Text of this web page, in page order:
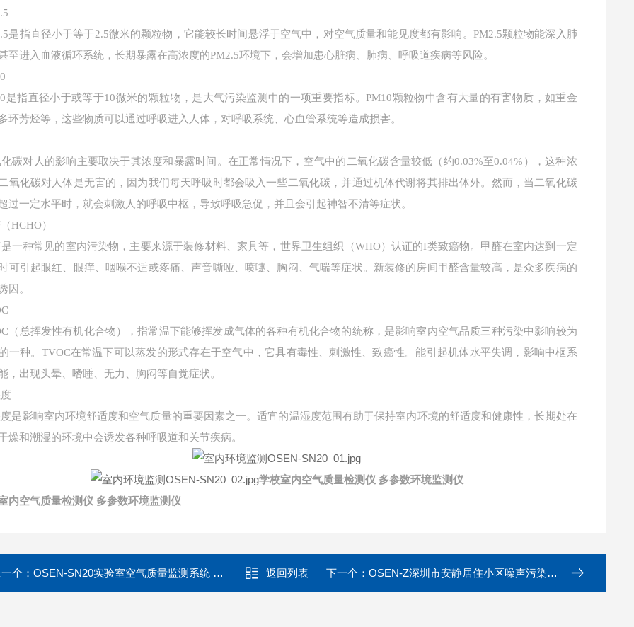
是指直径小于等于2.5微米的颗粒物，它能较长时间悬浮于空气中，对空气质量和能见度都有影响。PM2.5颗粒物能深入肺
至进入血液循环系统，长期暴露在高浓度的PM2.5环境下，会增加患心脏病、肺病、呼吸道疾病等风险。
是指直径小于或等于10微米的颗粒物，是大气污染监测中的一项重要指标。PM10颗粒物中含有大量的有害物质，如重金
环芳烃等，这些物质可以通过呼吸进入人体，对呼吸系统、心血管系统等造成损害。
碳对人的影响主要取决于其浓度和暴露时间。在正常情况下，空气中的二氧化碳含量较低（约0.03%至0.04%），这种浓
氧化碳对人体是无害的，因为我们每天呼吸时都会吸入一些二氧化碳，并通过机体代谢将其排出体外。然而，当二氧化碳
过一定水平时，就会刺激人的呼吸中枢，导致呼吸急促，并且会引起神智不清等症状。
HCHO）
一种常见的室内污染物，主要来源于装修材料、家具等，世界卫生组织（WHO）认证的I类致癌物。甲醛在室内达到一定
可引起眼红、眼痒、咽喉不适或疼痛、声音嘶哑、喷嚏、胸闷、气喘等症状。新装修的房间甲醛含量较高，是众多疾病的
因。
（总挥发性有机化合物），指常温下能够挥发成气体的各种有机化合物的统称，是影响室内空气品质三种污染中影响较为
一种。TVOC在常温下可以蒸发的形式存在于空气中，它具有毒性、刺激性、致癌性。能引起机体水平失调，影响中枢系
，出现头晕、嗜睡、无力、胸闷等自觉症状。
是影响室内环境舒适度和空气质量的重要因素之一。适宜的温湿度范围有助于保持室内环境的舒适度和健康性，长期处在
燥和潮湿的环境中会诱发各种呼吸道和关节疾病。
学校室内空气质量检测仪 多参数环境监测仪
内空气质量检测仪 多参数环境监测仪
个：OSEN-SN20实验室空气质量监测系统 室内甲醛TVOC检测 返回列表 下一个： OSEN-Z深圳市安静居住小区噪声污染在线监测显示屏